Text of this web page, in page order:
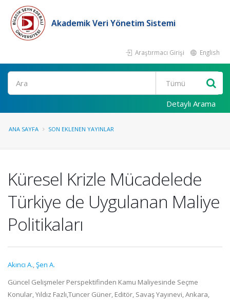
Akademik Veri Yönetim Sistemi
Araştırmacı Girişi English
Ara
Detaylı Arama
ANA SAYFA SON EKLENEN YAYINLAR
Küresel Krizle Mücadelede
Türkiye de Uygulanan Maliye
Politikaları
Akıncı A.,Şen A.
Güncel Gelişmeler Perspektifinden Kamu Maliyesinde Seçme
Konular, Yıldız Fazlı,Tuncer Güner, Editör, Savaş Yayınevi, Ankara,